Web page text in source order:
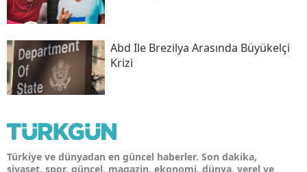
Abd Ile Brezilya Arasında Büyükelçi
Krizi
Türkiye ve dünyadan en güncel haberler. Son dakika,
siyaset, spor, güncel, magazin, ekonomi, dünya, yerel ve